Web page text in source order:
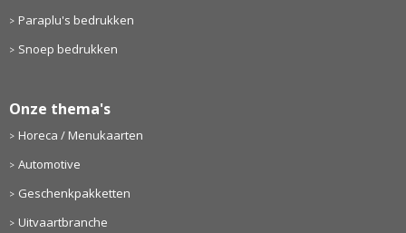
Paraplu's bedrukken
Snoep bedrukken
Onze thema's
Horeca / Menukaarten
Automotive
Geschenkpakketten
Uitvaartbranche